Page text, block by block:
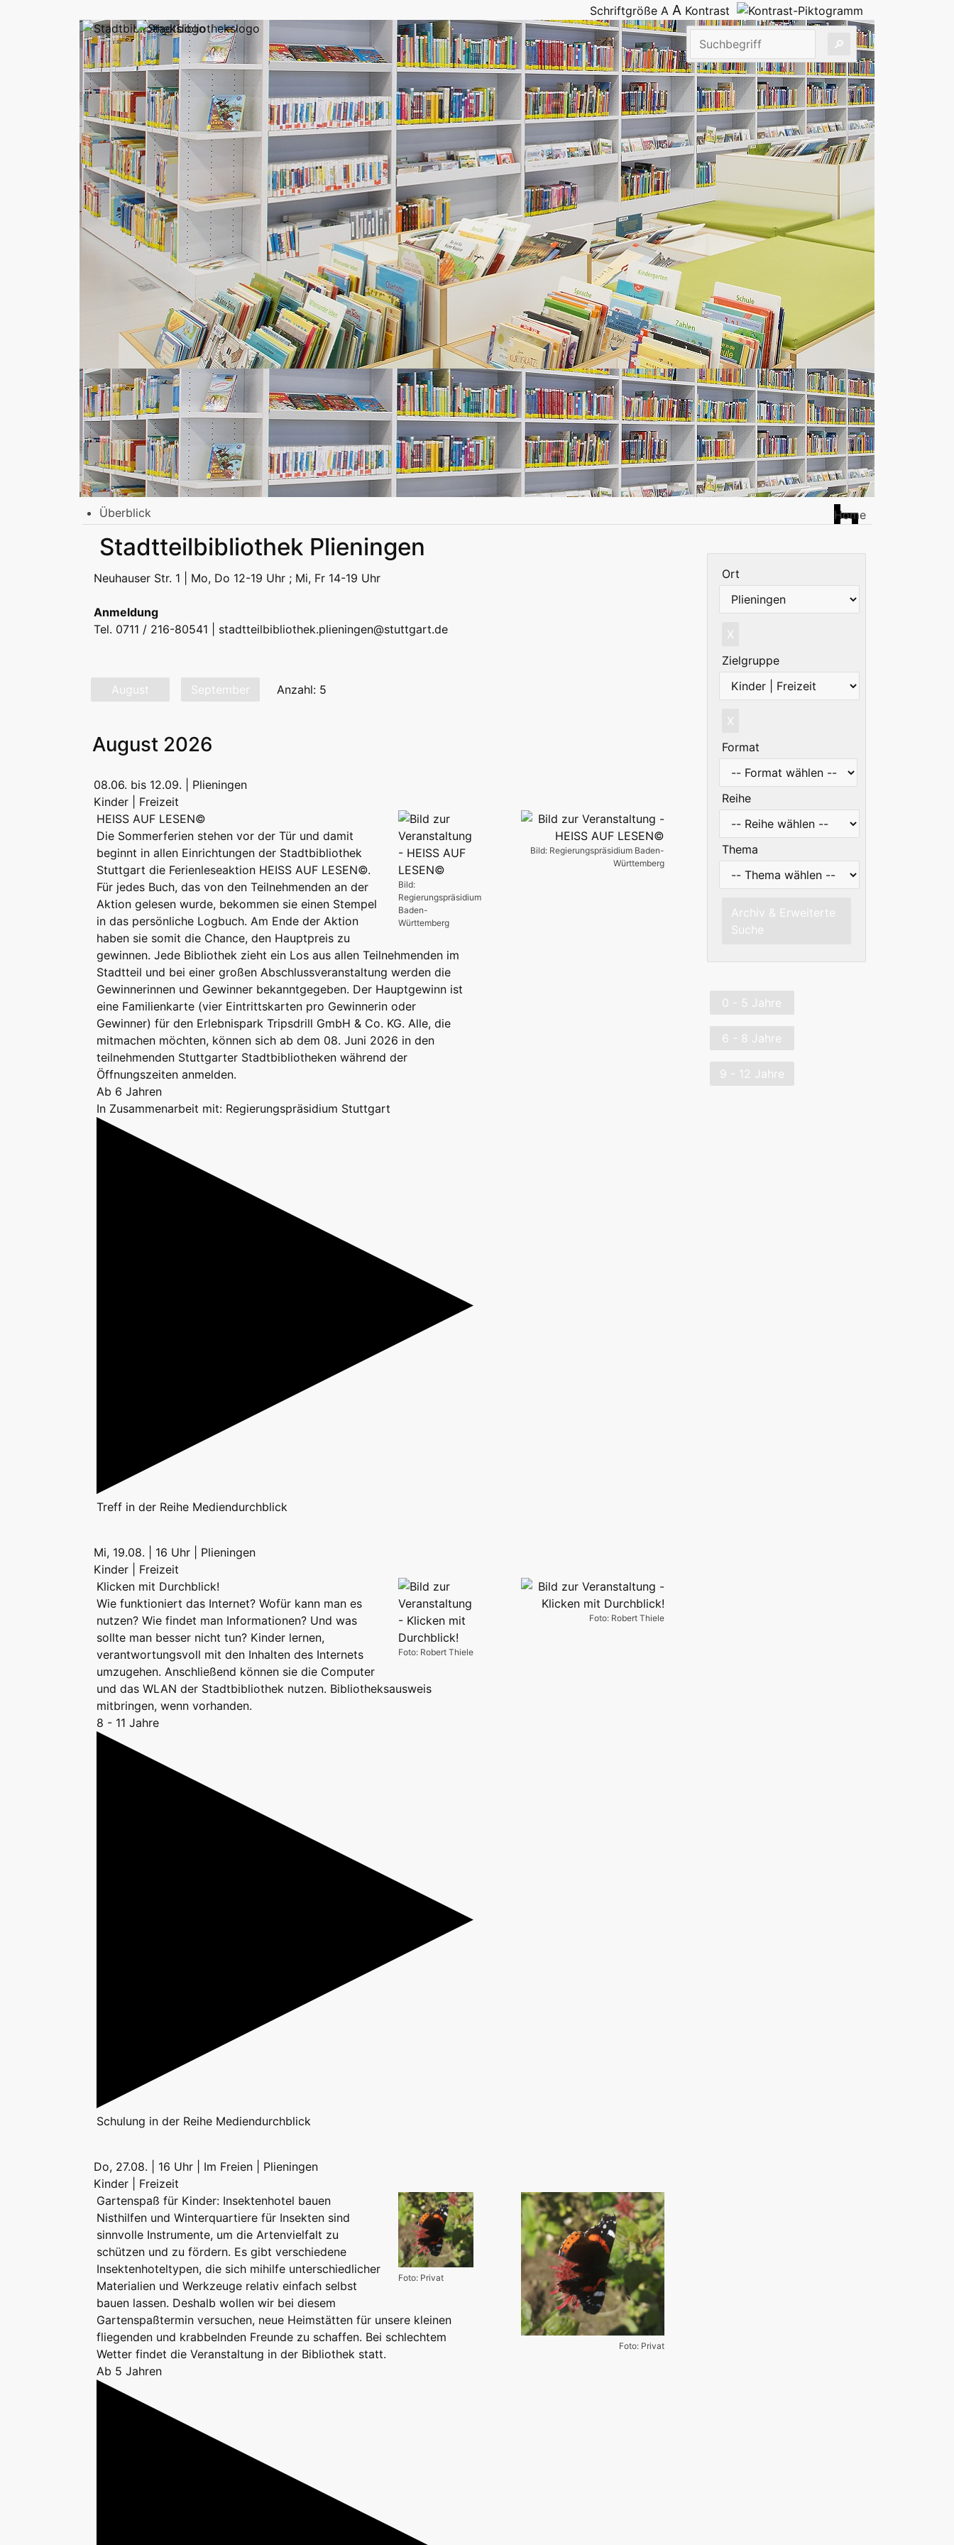
Schriftgröße A A Kontrast
Überblick
Erwachsene Jugend | Freizeit Kinder | Freizeit Kitas | Schulen
Erwachsene Jugend | Freizeit Kinder | Freizeit Kitas | Schulen
Home
Ort
X
Zielgruppe
X
Format
Reihe
Thema
Archiv & Erweiterte
Suche
0 - 5 Jahre
6 - 8 Jahre
9 - 12 Jahre
Stadtteilbibliothek Plieningen
Neuhauser Str. 1 | Mo, Do 12-19 Uhr ; Mi, Fr 14-19 Uhr
Anmeldung
Tel. 0711 / 216-80541 | stadtteilbibliothek.plieningen@stuttgart.de
August September Anzahl: 5
August 2026
08.06. bis 12.09. | Plieningen
Kinder | Freizeit
Bild:
Regierungspräsidium
Baden-
Württemberg
HEISS AUF LESEN©
Die Sommerferien stehen vor der Tür und damit
beginnt in allen Einrichtungen der Stadtbibliothek
Stuttgart die Ferienleseaktion HEISS AUF LESEN©.
Für jedes Buch, das von den Teilnehmenden an der
Aktion gelesen wurde, bekommen sie einen Stempel
in das persönliche Logbuch. Am Ende der Aktion
haben sie somit die Chance, den Hauptpreis zu
gewinnen. Jede Bibliothek zieht ein Los aus allen Teilnehmenden im
Stadtteil und bei einer großen Abschlussveranstaltung werden die
Gewinnerinnen und Gewinner bekanntgegeben. Der Hauptgewinn ist
eine Familienkarte (vier Eintrittskarten pro Gewinnerin oder
Gewinner) für den Erlebnispark Tripsdrill GmbH & Co. KG. Alle, die
mitmachen möchten, können sich ab dem 08. Juni 2026 in den
teilnehmenden Stuttgarter Stadtbibliotheken während der
Öffnungszeiten anmelden.
Ab 6 Jahren
In Zusammenarbeit mit: Regierungspräsidium Stuttgart
Treffin der Reihe Mediendurchblick
Bild: Regierungspräsidium Baden-
Württemberg
Mi, 19.08. | 16 Uhr | Plieningen
Kinder | Freizeit
Foto: Robert Thiele
Klicken mit Durchblick!
Wie funktioniert das Internet? Wofür kann man es
nutzen? Wie findet man Informationen? Und was
sollte man besser nicht tun? Kinder lernen,
verantwortungsvoll mit den Inhalten des Internets
umzugehen. Anschließend können sie die Computer
und das WLAN der Stadtbibliothek nutzen. Bibliotheksausweis
mitbringen, wenn vorhanden.
8 - 11 Jahre
Schulung in der Reihe Mediendurchblick
Foto: Robert Thiele
Do, 27.08. | 16 Uhr | Im Freien | Plieningen
Kinder | Freizeit
Foto: Privat
Gartenspaß für Kinder: Insektenhotel bauen
Nisthilfen und Winterquartiere für Insekten sind
sinnvolle Instrumente, um die Artenvielfalt zu
schützen und zu fördern. Es gibt verschiedene
Insektenhoteltypen, die sich mihilfe unterschiedlicher
Materialien und Werkzeuge relativ einfach selbst
bauen lassen. Deshalb wollen wir bei diesem
Gartenspaßtermin versuchen, neue Heimstätten für unsere kleinen
fliegenden und krabbelnden Freunde zu schaffen. Bei schlechtem
Wetter findet die Veranstaltung in der Bibliothek statt.
Ab 5 Jahren
Foto: Privat